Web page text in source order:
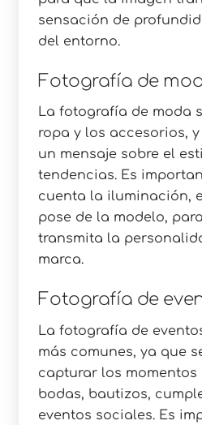
sensación de
del entorno.
Fotografía de
La fotografía de moda
ropa y los accesorios,
un mensaje sobre el
tendencias. Es
cuenta la iluminación,
pose de la modelo,
transmita la
marca.
Fotografía de
La fotografía de
más comunes, ya que
capturar los momentos
bodas, bautizos,
eventos sociales. Es